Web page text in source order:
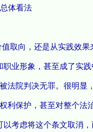
体看法
向，还是从实践效果
业形象，甚至成了实
法院判决无罪。很明
利保护，甚至对整个
以考虑将这个条文取消